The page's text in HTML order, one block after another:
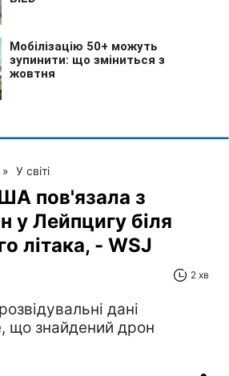
» У світі
пов'язала з
у Лейпцигу біля
літака, - WSJ
2 хв
дані
що знайдений дрон